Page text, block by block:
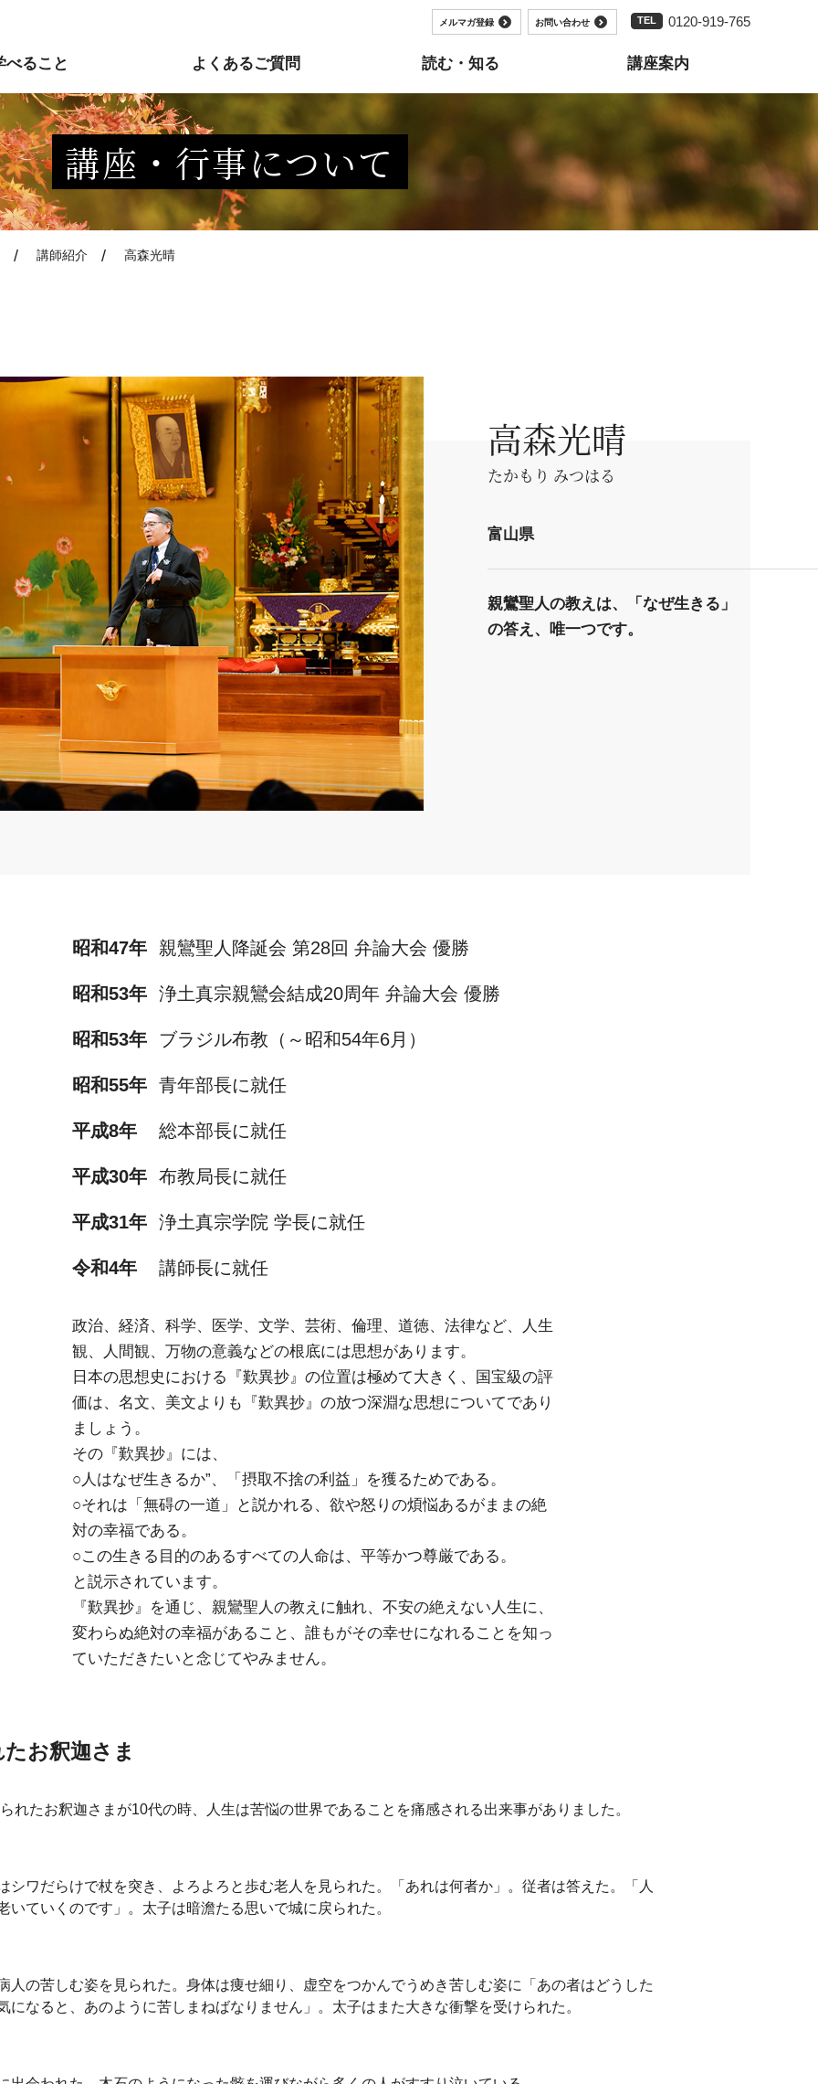
メルマガ登録 お問い合わせ TEL 0120-919-765
べること よくあるご質問 読む・知る 講座案内
講座・行事について
講師紹介 高森光晴
高森光晴
たかもり みつはる
富山県
親鸞聖人の教えは、「なぜ生きる」
の答え、唯一つです。
昭和47年 親鸞聖人降誕会 第28回 弁論大会 優勝
昭和53年 浄土真宗親鸞会結成20周年 弁論大会 優勝
昭和53年 ブラジル布教（～昭和54年6月）
昭和55年 青年部長に就任
平成8年 総本部長に就任
平成30年 布教局長に就任
平成31年 浄土真宗学院 学長に就任
令和4年 講師長に就任
政治、経済、科学、医学、文学、芸術、倫理、道徳、法律など、人生
観、人間観、万物の意義などの根底には思想があります。
日本の思想史における『歎異抄』の位置は極めて大きく、国宝級の評
価は、名文、美文よりも『歎異抄』の放つ深淵な思想についてであり
ましょう。
その『歎異抄』には、
○人はなぜ生きるか”、「摂取不捨の利益」を獲るためである。
○それは「無碍の一道」と説かれる、欲や怒りの煩悩あるがままの絶
対の幸福である。
○この生きる目的のあるすべての人命は、平等かつ尊厳である。
と説示されています。
『歎異抄』を通じ、親鸞聖人の教えに触れ、不安の絶えない人生に、
変わらぬ絶対の幸福があること、誰もがその幸せになれることを知っ
ていただきたいと念じてやみません。
お釈迦さま
たお釈迦さまが10代の時、人生は苦悩の世界であることを痛感される出来事がありました。
ワだらけで杖を突き、よろよろと歩む老人を見られた。「あれは何者か」。従者は答えた。「人
ていくのです」。太子は暗澹たる思いで城に戻られた。
の苦しむ姿を見られた。身体は痩せ細り、虚空をつかんでうめき苦しむ姿に「あの者はどうした
なると、あのように苦しまねばなりません」。太子はまた大きな衝撃を受けられた。